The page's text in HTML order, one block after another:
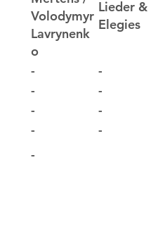
Volodymyr
Lavrynenk
o
Lieder &
Elegies
- -
-
-
-
-
-
-
-